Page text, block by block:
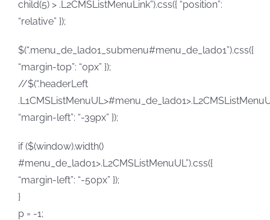
child(5) > .L2CMSListMenuLink”).css({ “position”:
“relative” });
$(“.menu_de_lado1_submenu#menu_de_lado1”).css({
“margin-top”: “0px” });
//$(“.headerLeft
“margin-left”: “-39px” });
if ($(window).width()
#menu_de_lado1>.L2CMSListMenuUL”).css({
“margin-left”: “-50px” });
}
p = -1;